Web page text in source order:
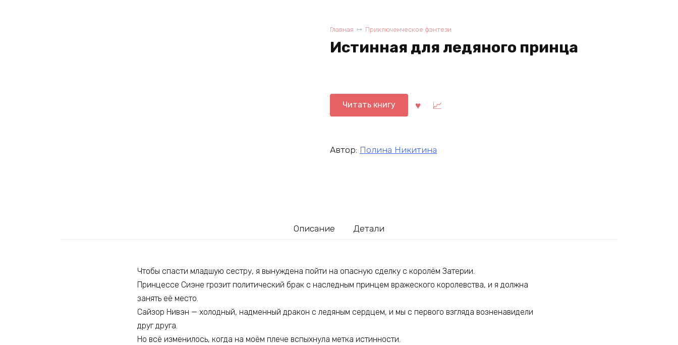
Главная Приключенческое фэнтези
Истинная для ледяного принца
Читать книгу
Автор: Полина Никитина
Описание Детали
Чтобы спасти младшую сестру, я вынуждена пойти на опасную сделку с королём Затерии.
Принцессе Сиэне грозит политический брак с наследным принцем вражеского королевства, и я должна
занять её место.
Сайзор Нивэн — холодный, надменный дракон с ледяным сердцем, и мы с первого взгляда возненавидели
друг друга.
Но всё изменилось, когда на моём плече вспыхнула метка истинности.